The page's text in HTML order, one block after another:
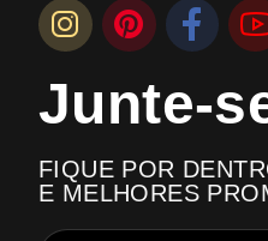
Junte-
FIQUE POR
E MELHORES